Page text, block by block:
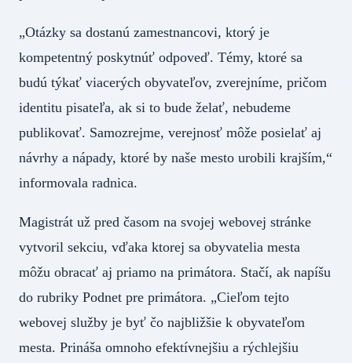
„Otázky sa dostanú zamestnancovi, ktorý je
kompetentný poskytnúť odpoveď. Témy, ktoré sa
budú týkať viacerých obyvateľov, zverejníme, pričom
identitu pisateľa, ak si to bude želať, nebudeme
publikovať. Samozrejme, verejnosť môže posielať aj
návrhy a nápady, ktoré by naše mesto urobili krajším,“
informovala radnica.
Magistrát už pred časom na svojej webovej stránke
vytvoril sekciu, vďaka ktorej sa obyvatelia mesta
môžu obracať aj priamo na primátora. Stačí, ak napíšu
do rubriky Podnet pre primátora. „Cieľom tejto
webovej služby je byť čo najbližšie k obyvateľom
mesta. Prináša omnoho efektívnejšiu a rýchlejšiu